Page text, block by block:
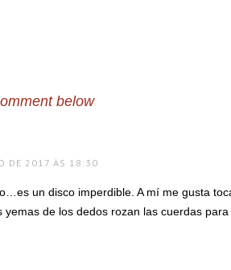
below
DE 2017 ÀS 18:30
un disco imperdible. A mí me gusta
yemas de los dedos rozan las cuerdas